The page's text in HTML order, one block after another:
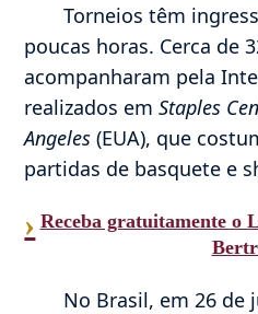
Torneios têm
poucas horas. Cerca de
acompanharam pela
realizados emStaples
Angeles (EUA), que
partidas de basquete e
› Receba gratuitamente o
No Brasil, em 26 de